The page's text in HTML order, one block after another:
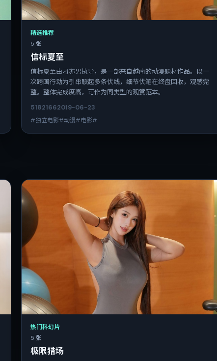
精选推荐
5 张
信标夏至
信标夏至由刁亦男执导，是一部来自越南的动漫题材作品。以一
次跨国行动为引串联起多条伏线，细节伏笔在终盘回收，观感完
整。整体完成度高，可作为同类型的观赏范本。
51821662019-06-23
#独立电影#动漫#电影#
热门科幻片
5 张
极限猎场